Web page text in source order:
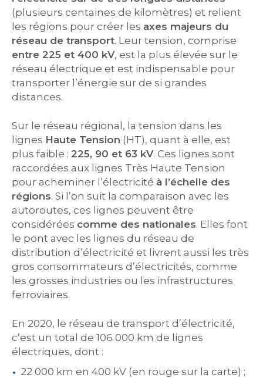
(plusieurs centaines de kilomètres) et relient
les régions pour créer les axes majeurs du
réseau de transport. Leur tension, comprise
entre 225 et 400 kV, est la plus élevée sur le
réseau électrique et est indispensable pour
transporter l’énergie sur de si grandes
distances.
Sur le réseau régional, la tension dans les
lignes Haute Tension (HT), quant à elle, est
plus faible : 225, 90 et 63 kV. Ces lignes sont
raccordées aux lignes Très Haute Tension
pour acheminer l’électricité à l’échelle des
régions. Si l’on suit la comparaison avec les
autoroutes, ces lignes peuvent être
considérées comme des nationales. Elles font
le pont avec les lignes du réseau de
distribution d’électricité et livrent aussi les très
gros consommateurs d’électricités, comme
les grosses industries ou les infrastructures
ferroviaires.
En 2020, le réseau de transport d’électricité,
c’est un total de 106 000 km de lignes
électriques, dont :
22 000 km en 400 kV (en rouge sur la carte) ;